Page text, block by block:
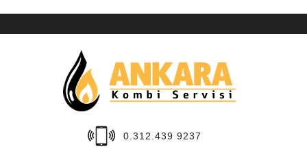
0.312.439 9237
KURUMSAL